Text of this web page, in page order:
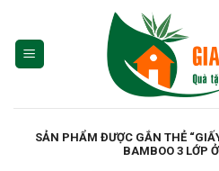
content
SẢN PHẨM ĐƯỢC GẮN THẺ
BAMBOO 3 LỚP